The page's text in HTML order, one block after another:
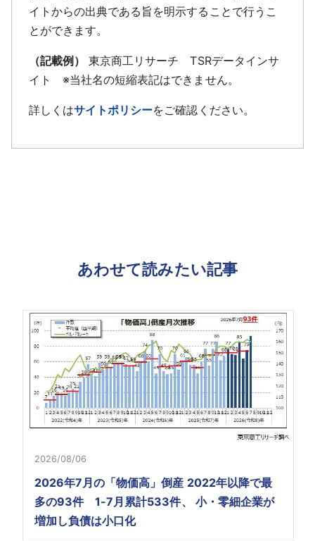
イトからの出典である旨を明示することで行うこ
とができます。
（記載例）
東京商工リサーチ TSRデータインサ
イト ※当社名の短縮表記はできません。
詳しくはサイトポリシーをご確認ください。
あわせて読みたい記事
2026/08/06
2026年7月の「物価高」倒産 2022年以降で最
多の93件 1-7月累計533件、 小・零細企業が
増加し負債は小口化